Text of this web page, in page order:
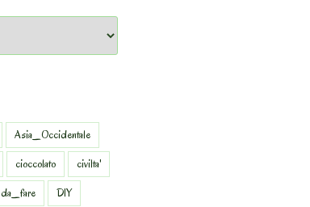
Asia_Occidentale
cioccolato
civilta'
da_fare
DIY